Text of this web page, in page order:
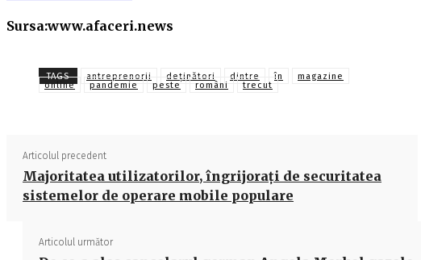
Sursa:www.afaceri.news
TAGS antreprenorii deţinători dintre în
magazine
online
pandemie peste români trecut
Articolul precedent
Majoritatea utilizatorilor, îngrijoraţi de securitatea
sistemelor de operare mobile populare
Articolul următor